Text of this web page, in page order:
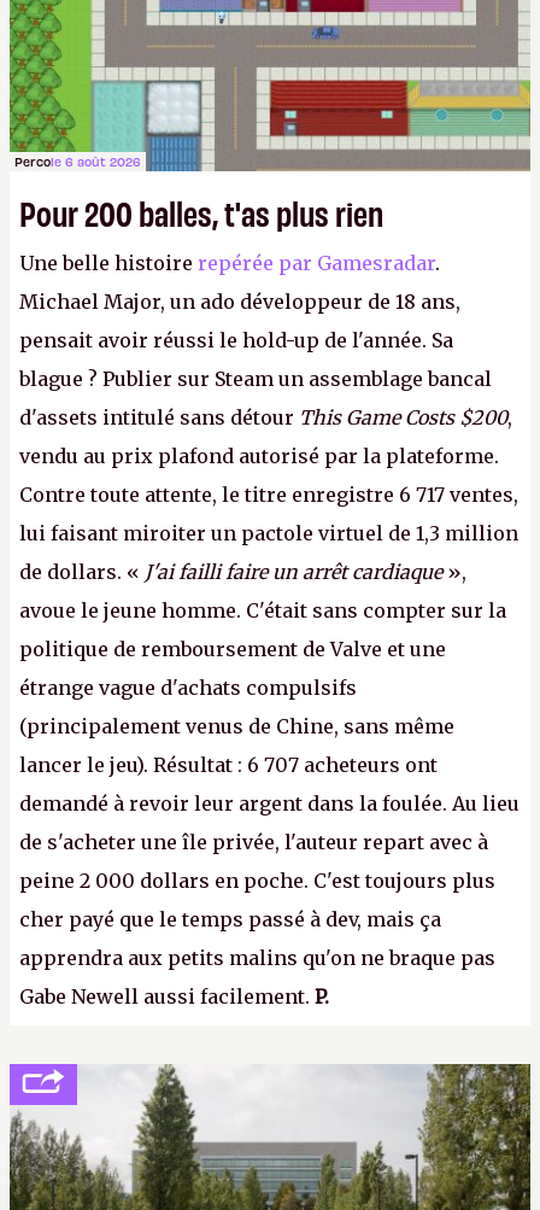
Percole 6 août 2026
Pour 200 balles, t'as plus rien
Une belle histoire repérée par Gamesradar.
Michael Major, un ado développeur de 18 ans,
pensait avoir réussi le hold-up de l'année. Sa
blague ? Publier sur Steam un assemblage bancal
d'assets intitulé sans détour This Game Costs $200,
vendu au prix plafond autorisé par la plateforme.
Contre toute attente, le titre enregistre 6 717 ventes,
lui faisant miroiter un pactole virtuel de 1,3 million
de dollars. « J'ai failli faire un arrêt cardiaque»,
avoue le jeune homme. C'était sans compter sur la
politique de remboursement de Valve et une
étrange vague d'achats compulsifs
(principalement venus de Chine, sans même
lancer le jeu). Résultat : 6 707 acheteurs ont
demandé à revoir leur argent dans la foulée. Au lieu
de s'acheter une île privée, l'auteur repart avec à
peine 2 000 dollars en poche. C'est toujours plus
cher payé que le temps passé à dev, mais ça
apprendra aux petits malins qu'on ne braque pas
Gabe Newell aussi facilement. P.